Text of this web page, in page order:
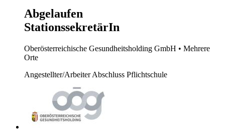
Abgelaufen
StationssekretärIn
Oberösterreichische Gesundheitsholding GmbH • Mehrere
Orte
Angestellter/ArbeiterAbschluss Pflichtschule